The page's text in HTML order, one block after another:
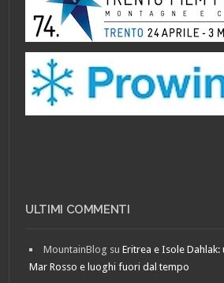
ULTIMI COMMENTI
MountainBlog suEritrea e Isole
Mar Rosso e luoghi fuori dal tempo